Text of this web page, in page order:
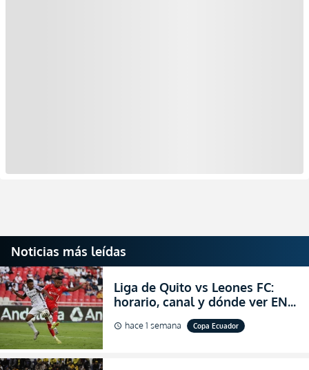
Noticias más leídas
Liga de Quito vs Leones FC:
horario, canal y dónde ver EN
VIVO los octavos de final de la
Copa Ecuador 2026
schedule hace 1 semana Copa Ecuador